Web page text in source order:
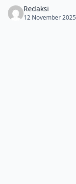
Redaksi
12 November 2025